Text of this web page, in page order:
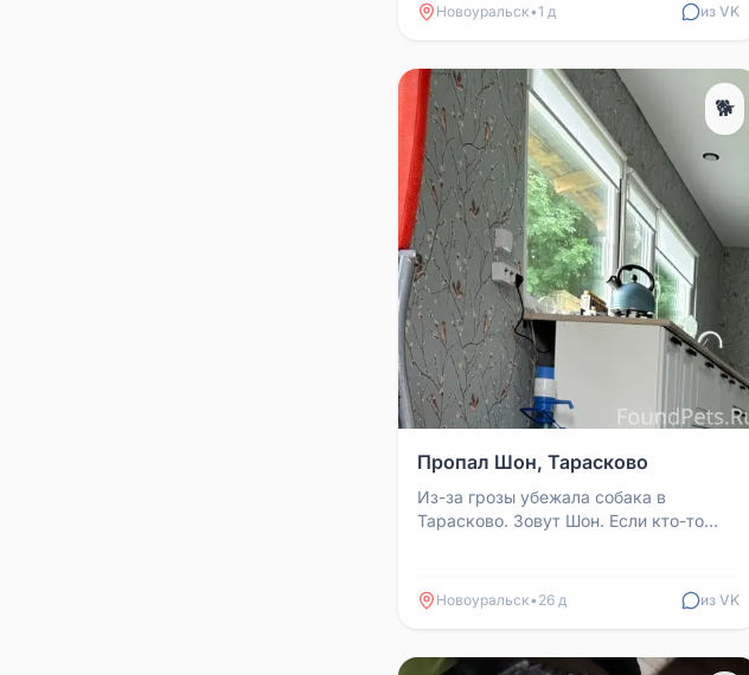
Новоуральск•1 д из VK
🐕
Пропал Шон, Тарасково
Из-за грозы убежала собака в
Тарасково. Зовут Шон. Если кто-то
Новоуральск• 26 д из VK